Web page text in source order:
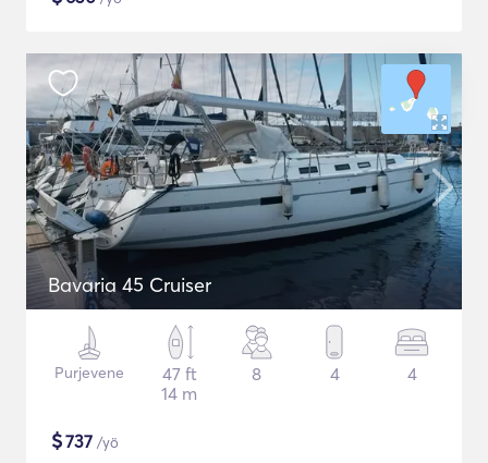
Bavaria 45 Cruiser
Purjevene
47 ft
14 m
8 4 4
$737 /yö